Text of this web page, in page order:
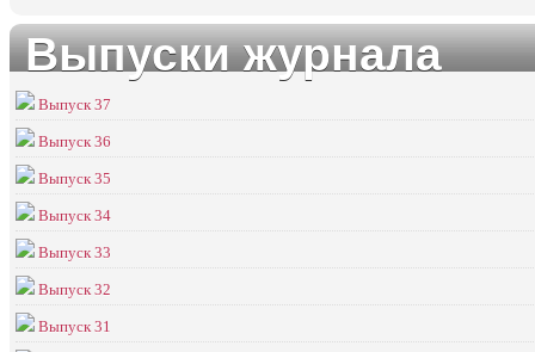
Выпуски журнала
Выпуск 37
Выпуск 36
Выпуск 35
Выпуск 34
Выпуск 33
Выпуск 32
Выпуск 31